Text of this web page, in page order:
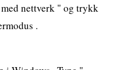
nettverk " og trykk
.